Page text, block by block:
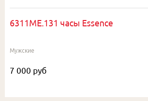
6311ME.131 часы Essence
Мужские
7 000 руб